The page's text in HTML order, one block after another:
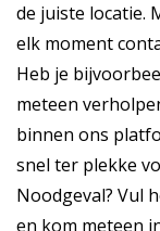
de juiste locatie.
elk moment
Heb je
meteen
binnen ons
snel ter plekke
Noodgeval? Vul
en kom meteen